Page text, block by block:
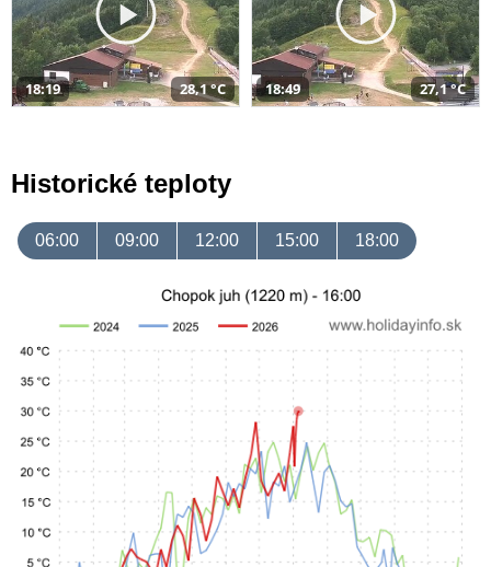
18:19 28,1 °C 18:49 27,1 °C
Historické teploty
06:00 09:00 12:00 15:00 18:00